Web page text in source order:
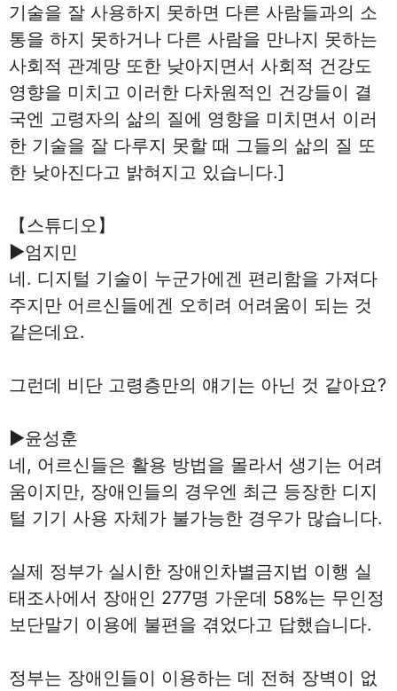
기술을 잘 사용하지 못하면 다른 사람들과의 소
통을 하지 못하거나 다른 사람을 만나지 못하는
사회적 관계망 또한 낮아지면서 사회적 건강도
영향을 미치고 이러한 다차원적인 건강들이 결
국엔 고령자의 삶의 질에 영향을 미치면서 이러
한 기술을 잘 다루지 못할 때 그들의 삶의 질 또
한 낮아진다고 밝혀지고 있습니다.]
【스튜디오】
▶엄지민
네. 디지털 기술이 누군가에겐 편리함을 가져다
주지만 어르신들에겐 오히려 어려움이 되는 것
같은데요.
그런데 비단 고령층만의 얘기는 아닌 것 같아요?
▶윤성훈
네, 어르신들은 활용 방법을 몰라서 생기는 어려
움이지만, 장애인들의 경우엔 최근 등장한 디지
털 기기 사용 자체가 불가능한 경우가 많습니다.
실제 정부가 실시한 장애인차별금지법 이행 실
태조사에서 장애인 277명 가운데 58%는 무인정
보단말기 이용에 불편을 겪었다고 답했습니다.
정부는 장애인들이 이용하는 데 전혀 장벽이 없